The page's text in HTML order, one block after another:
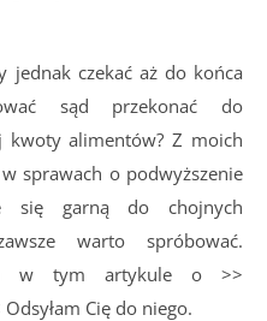
jednak czekać aż do końca
sąd przekonać do
kwoty alimentów? Z moich
sprawach o podwyższenie
się garną do chojnych
warto spróbować.
w tym artykule o >>
Odsyłam Cię do niego.